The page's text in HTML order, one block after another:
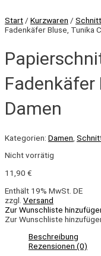
Start / Kurzwaren /
Fadenkäfer Bluse, Tunika
Fadenkäfer
Damen
Kategorien: Damen
Nicht vorrätig
11,90 €
Enthält 19% MwSt. DE
zzgl. Versand
Zur Wunschliste
Zur Wunschliste
Beschreibung
Rezensionen (0)